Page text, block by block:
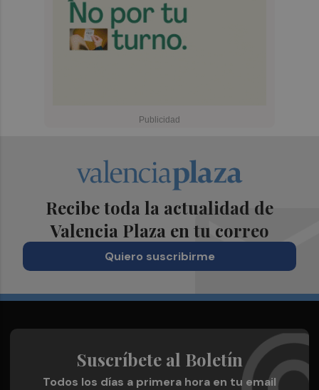
Recibe toda la actualidad de
Valencia Plaza en tu correo
Quiero suscribirme
Suscríbete al Boletín
Todos los días a primera hora en tu email